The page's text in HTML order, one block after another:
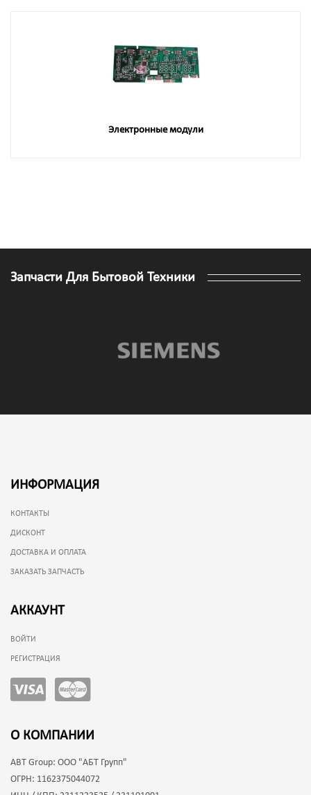
Электронные модули
Запчасти Для Бытовой Техники
ИНФОРМАЦИЯ
КОНТАКТЫ
ДИСКОНТ
ДОСТАВКА И ОПЛАТА
ЗАКАЗАТЬ ЗАПЧАСТЬ
АККАУНТ
ВОЙТИ
РЕГИСТРАЦИЯ
О КОМПАНИИ
ABT Group: ООО "АБТ Групп"
ОГРН: 1162375044072